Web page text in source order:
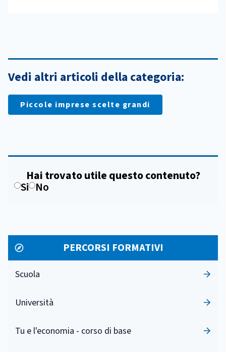
Vedi altri articoli della categoria:
Piccole imprese scelte grandi
Hai trovato utile questo contenuto?
Si No
PERCORSI FORMATIVI
Scuola
Università
Tu e l'economia - corso di base